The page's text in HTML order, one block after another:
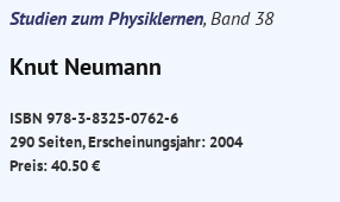
Studien zum Physiklernen, Band 38
Knut Neumann
ISBN 978-3-8325-0762-6
290 Seiten, Erscheinungsjahr: 2004
Preis: 40.50 €